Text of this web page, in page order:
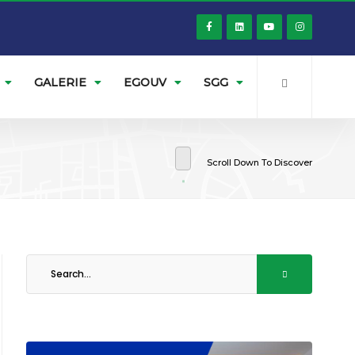
GALERIE EGOUV SGG
Scroll Down To Discover